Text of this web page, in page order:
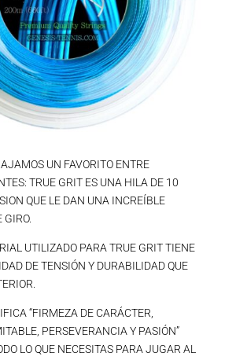
UN FAVORITO ENTRE
TRUE GRIT ES UNA HILA DE 10
QUE LE DAN UNA INCREÍBLE
GIRO.
UTILIZADO PARA TRUE GRIT TIENE
DE TENSIÓN Y DURABILIDAD QUE
“FIRMEZA DE CARÁCTER,
PERSEVERANCIA Y PASIÓN”
LO QUE NECESITAS PARA JUGAR AL